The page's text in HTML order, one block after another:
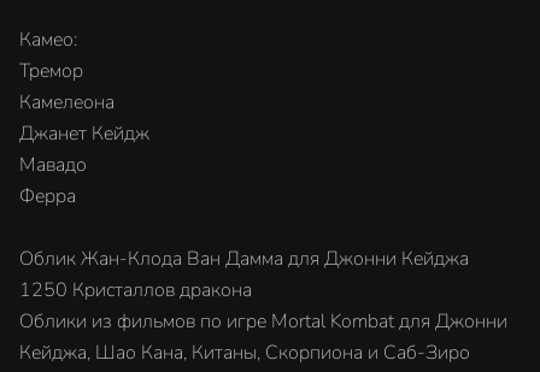
Камео:
Тремор
Камелеона
Джанет Кейдж
Мавадо
Ферра
Облик Жан-Клода Ван Дамма для Джонни Кейджа
1250 Кристаллов дракона
Облики из фильмов по игре Mortal Kombat для Джонни
Кейджа, Шао Кана, Китаны, Скорпиона и Саб-Зиро